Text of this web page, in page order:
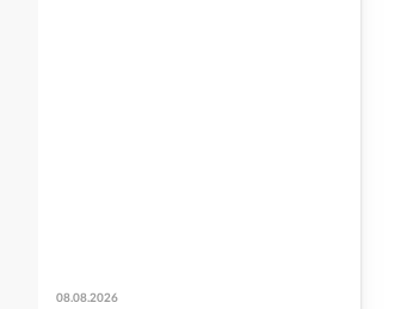
08.08.2026